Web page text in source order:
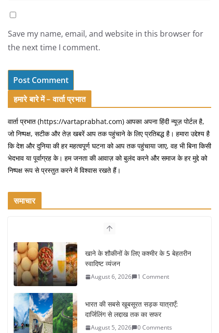
Save my name, email, and website in this browser for
the next time I comment.
हमारे बारे में – वार्ता प्रभात
वार्ता प्रभात (https://vartaprabhat.com) आपका अपना हिंदी न्यूज़ पोर्टल है,
जो निष्पक्ष, सटीक और तेज़ खबरें आप तक पहुंचाने के लिए प्रतिबद्ध है। हमारा उद्देश्य है
कि देश और दुनिया की हर महत्वपूर्ण घटना को आप तक पहुंचाया जाए, वह भी बिना किसी
भेदभाव या पूर्वाग्रह के। हम जनता की आवाज़ को बुलंद करने और समाज के हर मुद्दे को
निष्पक्ष रूप से प्रस्तुत करने में विश्वास रखते हैं।
समाचार
भारत की सबसे खूबसूरत सड़क यात्राएँ:
दार्जिलिंग से लद्दाख तक का सफर
August 5, 2026 0 Comments
उत्तर प्रदेश के चार प्रमुख पर्यटन स्थल: ताज
महल, वाराणसी, लखनऊ, प्रयागराज और इनके
आकर्षण